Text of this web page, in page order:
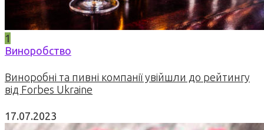
1
Виноробство
Виноробні та пивні компанії увійшли до рейтингу
від Forbes Ukraine
17.07.2023